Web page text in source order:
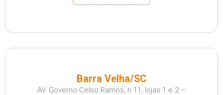
Barra Velha/SC
AV. Governo Celso Ramos, n 11, lojas 1 e 2 –